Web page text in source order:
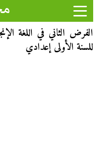
للسنة الأولى إعدادي